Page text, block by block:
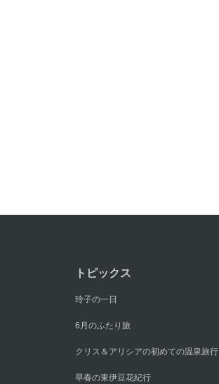
トピックス
玲子の一日
6月のふたり旅
クリス＆アリシアの初めての温泉旅行
早春の東伊豆花紀行